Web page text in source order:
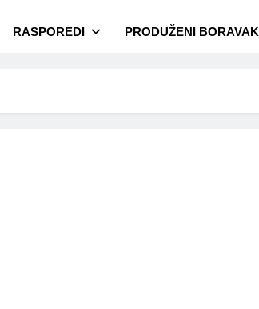
RASPOREDI PRODUŽENI BORAVAK